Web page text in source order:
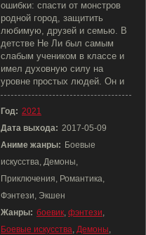
ошибки: спасти от монстров
родной город, защитить
любимую, друзей и семью. В
детстве Не Ли был самым
слабым учеником в классе и
имел духовную силу на
уровне простых людей. Он и
Год: 2021
Дата выхода: 2017-05-09
Аниме жанры: Боевые
искусства, Демоны,
Приключения, Романтика,
Фэнтези, Экшен
Жанры: боевик, фэнтези,
Боевые искусства, Демоны,